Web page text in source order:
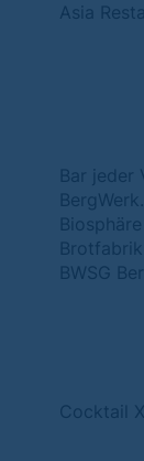
Asia
Bar jeder
Cocktail